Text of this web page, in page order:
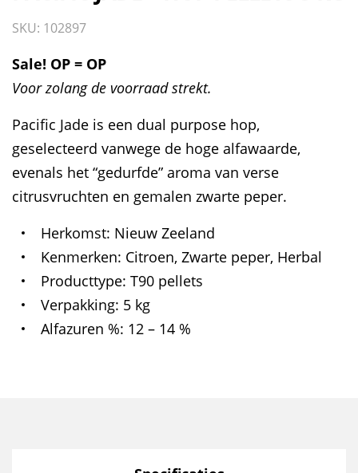
SKU: 102897
Sale! OP = OP
Voor zolang de voorraad strekt.
Pacific Jade is een dual purpose hop,
geselecteerd vanwege de hoge alfawaarde,
evenals het “gedurfde” aroma van verse
citrusvruchten en gemalen zwarte peper.
Herkomst Nieuw Zeeland
Kenmerken Citroen, Zwarte peper, Herbal
Producttype T90 pellets
Verpakking 5 kg
Alfazuren % 12 – 14 %